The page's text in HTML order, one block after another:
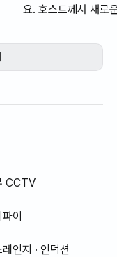
요. 호스트께서 새로운
스트께서 친절했어
딱 좋은 숙소에요.너
CCTV
이
인지 · 인덕션